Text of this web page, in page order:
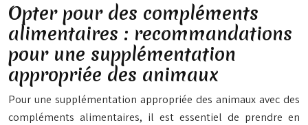
Opter pour des compléments
alimentaires : recommandations
pour une supplémentation
appropriée des animaux
Pour une supplémentation appropriée des animaux avec des
compléments alimentaires, il est essentiel de prendre en